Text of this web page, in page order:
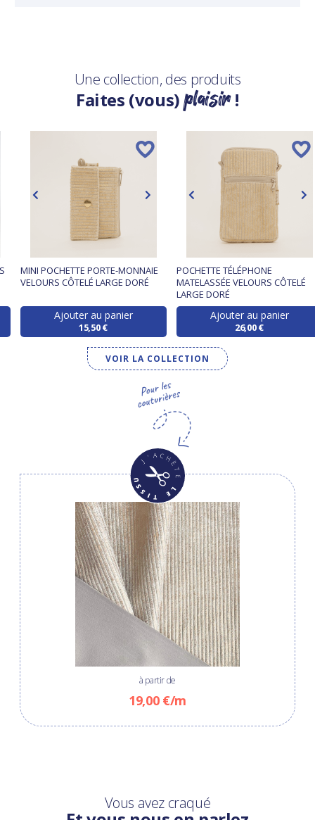
Une collection, des produits
Faites (vous)plaisir!
MINI POCHETTE PORTE-MONNAIE
VELOURS CÔTELÉ LARGE DORÉ
Ajouter au panier
15,50 €
POCHETTE TÉLÉPHONE
MATELASSÉE VELOURS CÔTELÉ
LARGE DORÉ
Ajouter au panier
26,00 €
VOIR LA COLLECTION
à partir de
19,00 €/m
Vous avez craqué